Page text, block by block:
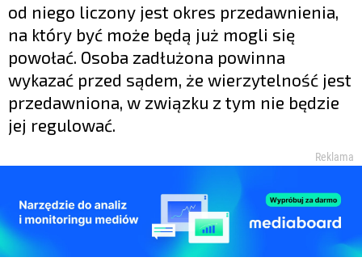
od niego liczony jest okres przedawnienia,
na który być może będą już mogli się
powołać. Osoba zadłużona powinna
wykazać przed sądem, że wierzytelność jest
przedawniona, w związku z tym nie będzie
jej regulować.
Reklama